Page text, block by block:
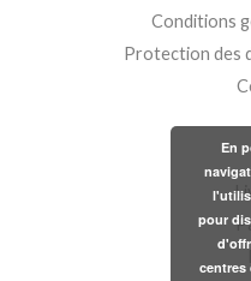
Conditions
Protection des
En
pour
centres